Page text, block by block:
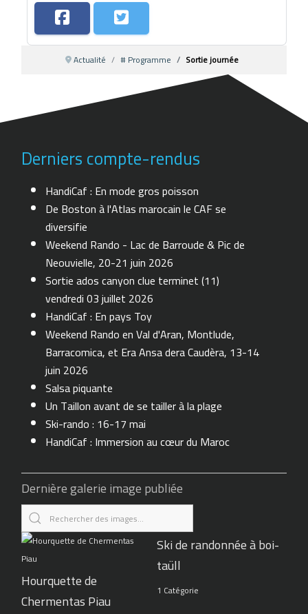
Actualité # Programme Sortie journée
Derniers compte-rendus
HandiCaf : En mode gros poisson
De Boston à l'Atlas marocain le CAF se
diversifie
Weekend Rando - Lac de Barroude & Pic de
Neouvielle, 20-21 juin 2026
Sortie ados canyon clue terminet (11)
vendredi 03 juillet 2026
HandiCaf : En pays Toy
Weekend Rando en Val d'Aran, Montlude,
Barracomica, et Era Ansa dera Caudèra, 13-14
juin 2026
Salsa piquante
Un Taillon avant de se tailler à la plage
Ski-rando : 16-17 mai
HandiCaf : Immersion au cœur du Maroc
Dernière galerie image publiée
Hourquette de
Chermentas Piau
Ski de randonnée à boi-
taüll
1 Catégorie